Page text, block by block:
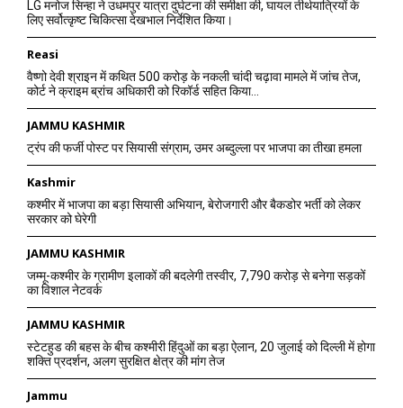
LG मनोज सिन्हा ने उधमपुर यात्रा दुर्घटना की समीक्षा की, घायल तीर्थयात्रियों के
लिए सर्वोत्कृष्ट चिकित्सा देखभाल निर्देशित किया।
Reasi
वैष्णो देवी श्राइन में कथित 500 करोड़ के नकली चांदी चढ़ावा मामले में जांच तेज,
कोर्ट ने क्राइम ब्रांच अधिकारी को रिकॉर्ड सहित किया...
JAMMU KASHMIR
ट्रंप की फर्जी पोस्ट पर सियासी संग्राम, उमर अब्दुल्ला पर भाजपा का तीखा हमला
Kashmir
कश्मीर में भाजपा का बड़ा सियासी अभियान, बेरोजगारी और बैकडोर भर्ती को लेकर
सरकार को घेरेगी
JAMMU KASHMIR
जम्मू-कश्मीर के ग्रामीण इलाकों की बदलेगी तस्वीर, 7,790 करोड़ से बनेगा सड़कों
का विशाल नेटवर्क
JAMMU KASHMIR
स्टेटहुड की बहस के बीच कश्मीरी हिंदुओं का बड़ा ऐलान, 20 जुलाई को दिल्ली में होगा
शक्ति प्रदर्शन, अलग सुरक्षित क्षेत्र की मांग तेज
Jammu